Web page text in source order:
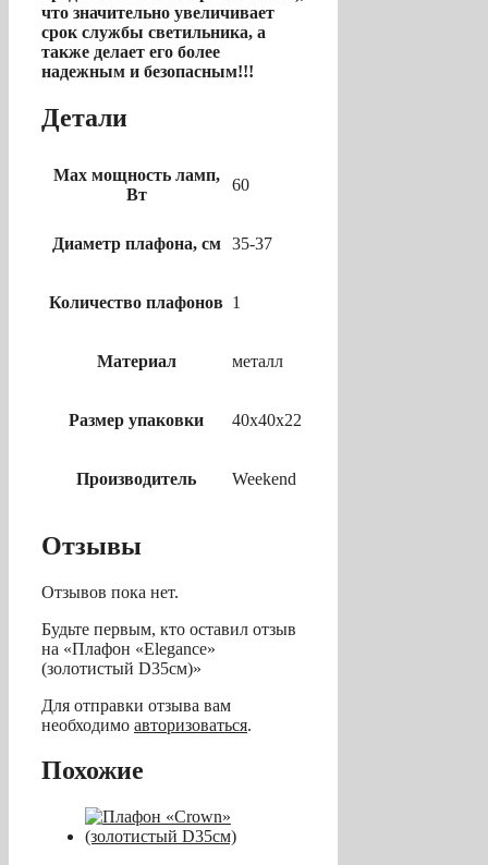
что значительно увеличивает
срок службы светильника, а
также делает его более
надежным и безопасным!!!
Детали
Max мощность ламп,
Вт
60
Диаметр плафона, см 35-37
Количество плафонов 1
Материал металл
Размер упаковки 40х40х22
Производитель Weekend
Отзывы
Отзывов пока нет.
Будьте первым, кто оставил отзыв
на «Плафон «Elegance»
(золотистый D35см)»
Для отправки отзыва вам
необходимо авторизоваться.
Похожие